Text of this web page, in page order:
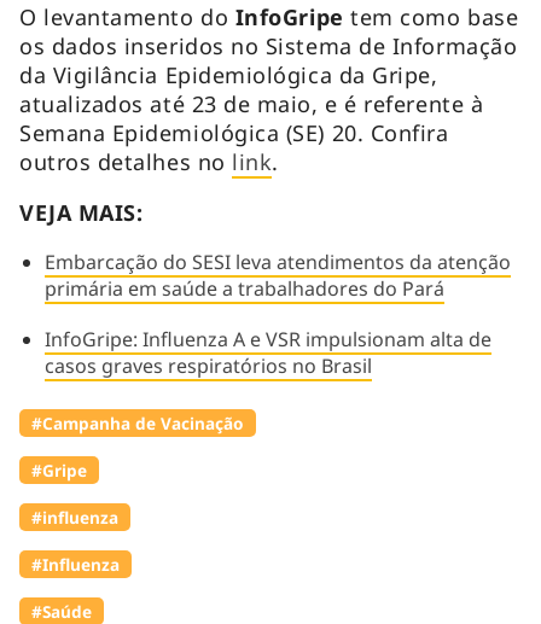
O levantamento do InfoGripetem como base
os dados inseridos no Sistema de Informação
da Vigilância Epidemiológica da Gripe,
atualizados até 23 de maio, e é referente à
Semana Epidemiológica (SE) 20. Confira
outros detalhes no link.
VEJA MAIS:
Embarcação do SESI leva atendimentos da atenção
primária em saúde a trabalhadores do Pará
InfoGripe: Influenza A e VSR impulsionam alta de
casos graves respiratórios no Brasil
#Campanha de Vacinação
#Gripe
#influenza
#Influenza
#Saúde